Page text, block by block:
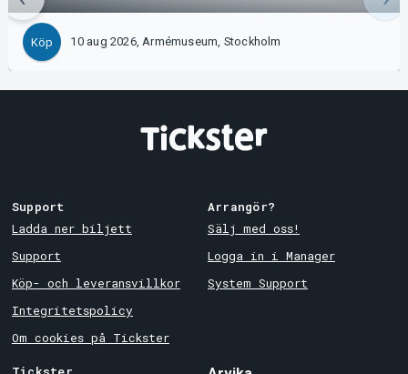
Köp 10 aug 2026, Armémuseum, Stockholm
Support
Ladda ner biljett
Support
Köp- och leveransvillkor
Integritetspolicy
Om cookies på Tickster
Arrangör?
Sälj med oss!
Logga in i Manager
System Support
Tickster